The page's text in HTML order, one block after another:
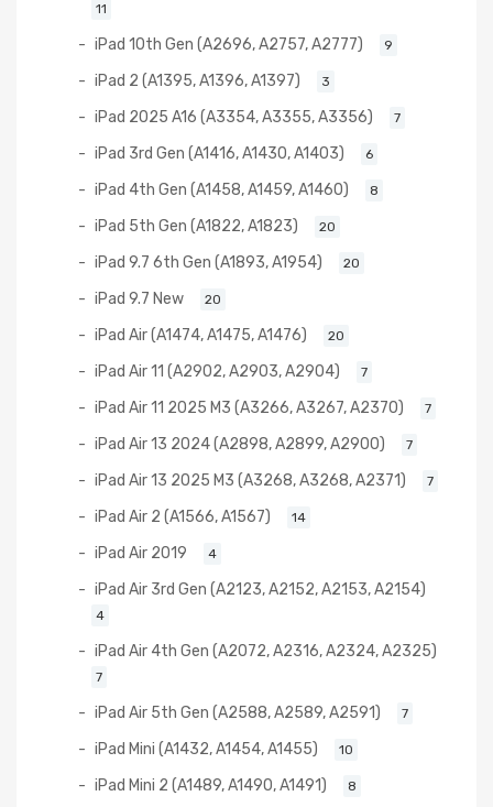
11
iPad 10th Gen (A2696, A2757, A2777) 9
iPad 2 (A1395, A1396, A1397) 3
iPad 2025 A16 (A3354, A3355, A3356) 7
iPad 3rd Gen (A1416, A1430, A1403) 6
iPad 4th Gen (A1458, A1459, A1460) 8
iPad 5th Gen (A1822, A1823) 20
iPad 9.7 6th Gen (A1893, A1954) 20
iPad 9.7 New 20
iPad Air (A1474, A1475, A1476) 20
iPad Air 11 (A2902, A2903, A2904) 7
iPad Air 11 2025 M3 (A3266, A3267, A2370) 7
iPad Air 13 2024 (A2898, A2899, A2900) 7
iPad Air 13 2025 M3 (A3268, A3268, A2371) 7
iPad Air 2 (A1566, A1567) 14
iPad Air 2019 4
iPad Air 3rd Gen (A2123, A2152, A2153, A2154)
4
iPad Air 4th Gen (A2072, A2316, A2324, A2325)
7
iPad Air 5th Gen (A2588, A2589, A2591) 7
iPad Mini (A1432, A1454, A1455) 10
iPad Mini 2 (A1489, A1490, A1491) 8